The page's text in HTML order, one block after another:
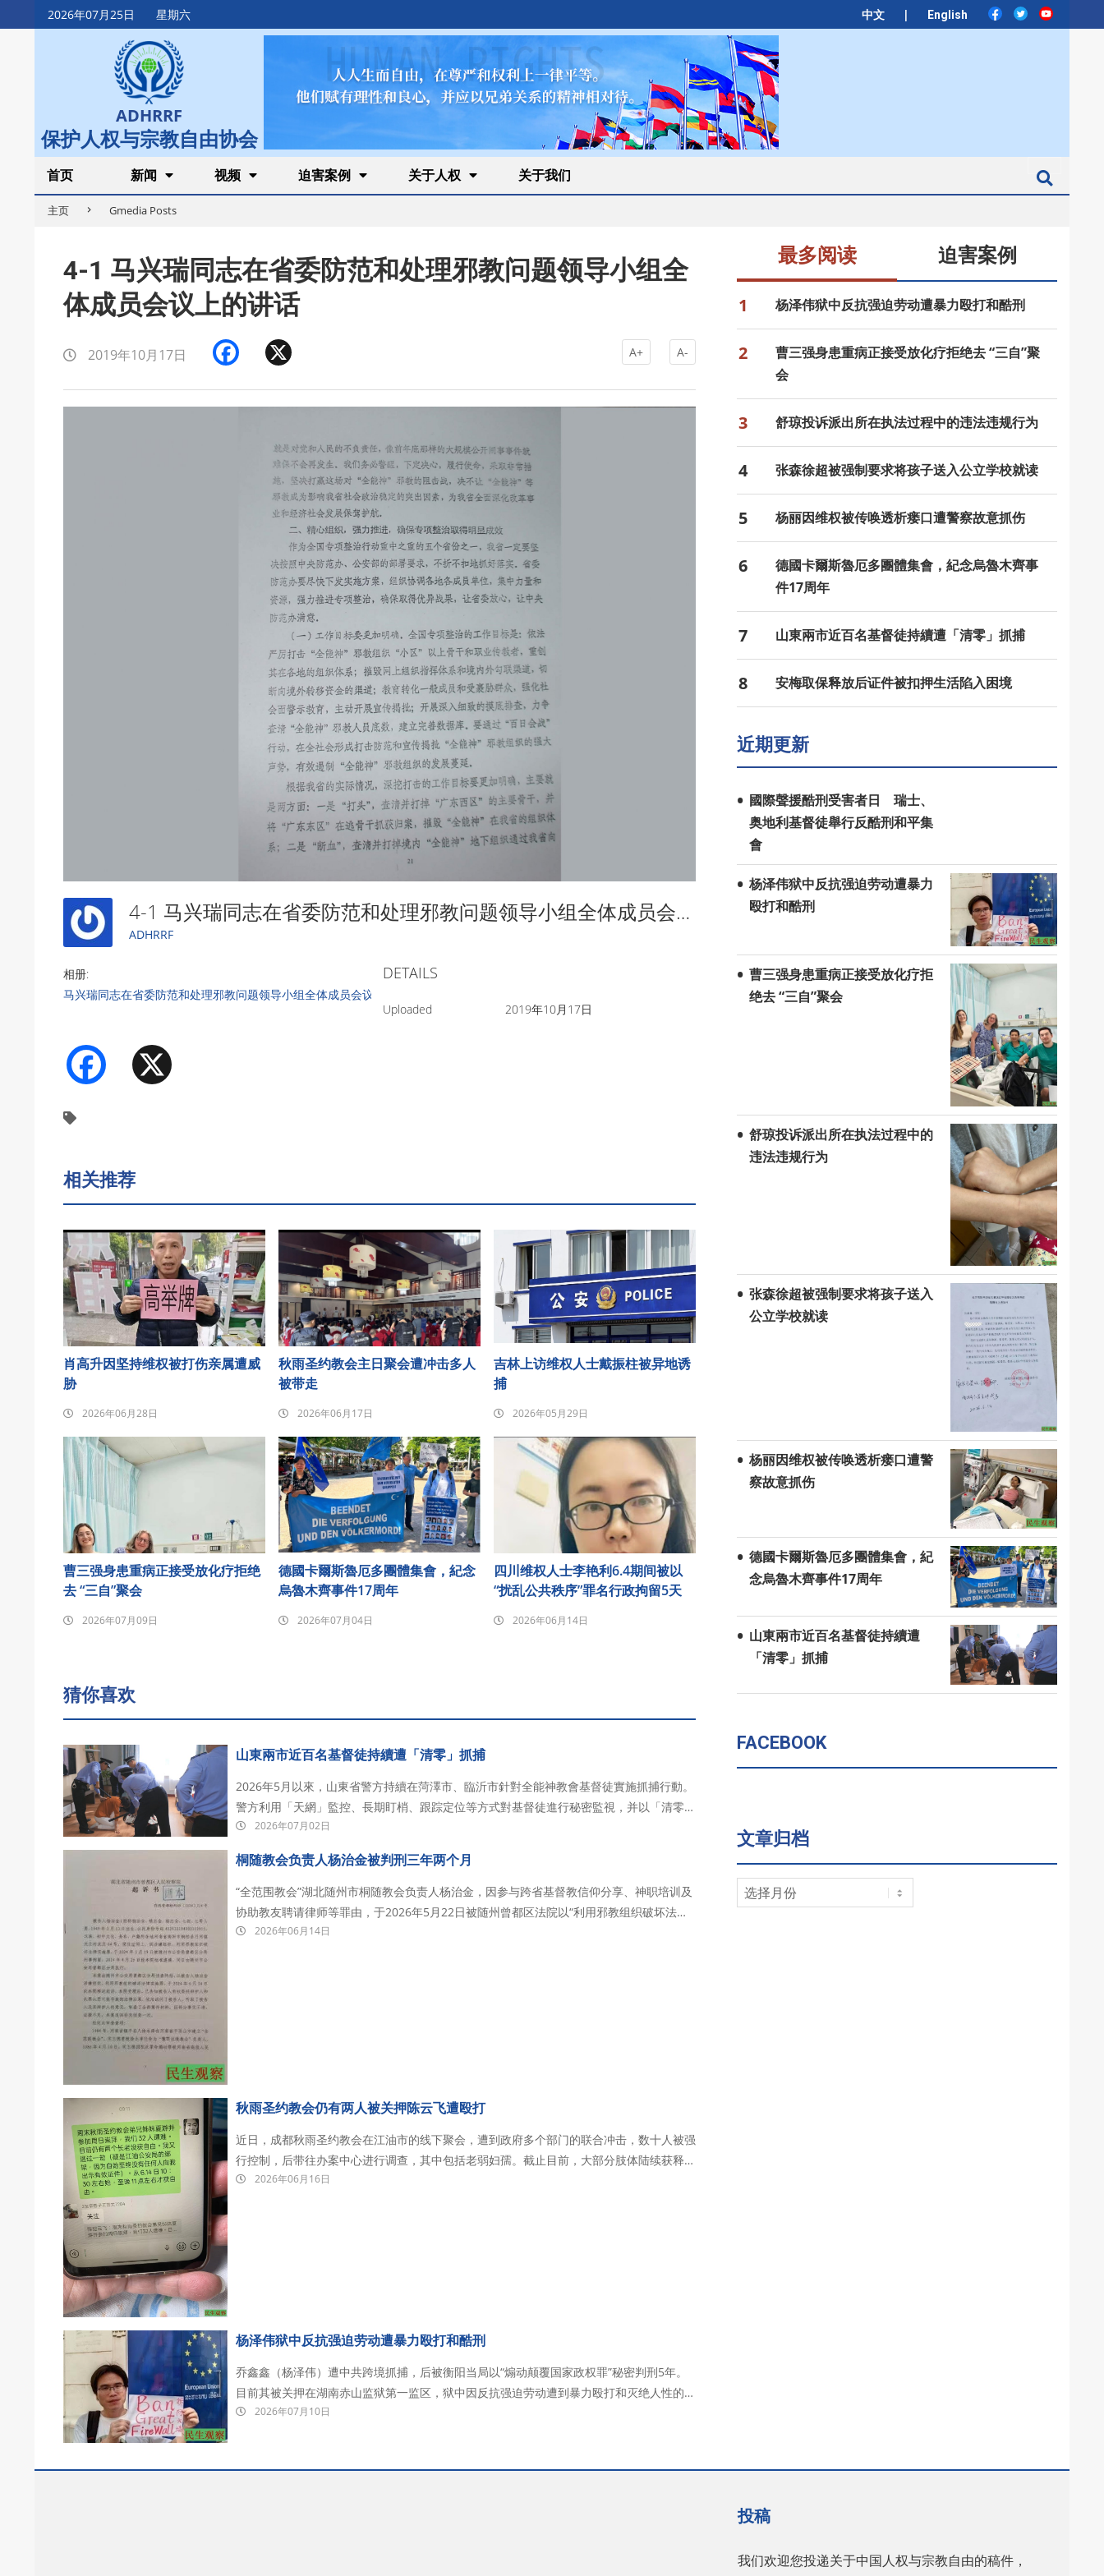
2026年07月25日 星期六 中文 | English
Skip
to
ADHRRF
保护人权与宗教自由协会
Secondary
Navigation
Menu
首页 新闻 视频 迫害案例 关于人权 关于我们
主页 Gmedia Posts
4-1 马兴瑞同志在省委防范和处理邪教问题领导小组全
体成员会议上的讲话
2019年10月17日 Facebook A+ A-
4-1 马兴瑞同志在省委防范和处理邪教问题领导小组全体成员会议上的讲话
ADHRRF
相册:
马兴瑞同志在省委防范和处理邪教问题领导小组全体成员会议上的讲话
DETAILS
Uploaded 2019年10月17日
Facebook
相关推荐
肖高升因坚持维权被打伤亲属遭威
胁
2026年06月28日
秋雨圣约教会主日聚会遭冲击多人
被带走
2026年06月17日
吉林上访维权人士戴振柱被异地诱
捕
2026年05月29日
曹三强身患重病正接受放化疗拒绝
去 “三自”聚会
2026年07月09日
德國卡爾斯魯厄多團體集會，紀念
烏魯木齊事件17周年
2026年07月04日
四川维权人士李艳利6.4期间被以
“扰乱公共秩序”罪名行政拘留5天
2026年06月14日
猜你喜欢
山東兩市近百名基督徒持續遭「清零」抓捕
2026年5月以來，山東省警方持續在菏澤市、臨沂市針對全能神教會基督徒實施抓捕行動。
警方利用「天網」監控、長期盯梢、跟踪定位等方式對基督徒進行秘密監視，并以「清零」
為目標展開大規模抓捕。據知情人士透露，僅5月至6月期間，山東兩市已有近百名基督徒
2026年07月02日
桐随教会负责人杨治金被判刑三年两个月
“全范围教会”湖北随州市桐随教会负责人杨治金，因参与跨省基督教信仰分享、神职培训及
协助教友聘请律师等罪由，于2026年5月22日被随州曾都区法院以“利用邪教组织破坏法律
实施罪”判刑3年2个月，并处罚金8千元，刑期至2027年5月18日。目前被羁押于湖北省随
2026年06月14日
秋雨圣约教会仍有两人被关押陈云飞遭殴打
近日，成都秋雨圣约教会在江油市的线下聚会，遭到政府多个部门的联合冲击，数十人被强
行控制，后带往办案中心进行调查，其中包括老弱妇孺。截止目前，大部分肢体陆续获释回
家，除晏鸿长老和吴五清长老外。其中，陈云飞弟兄在被关押期间遭到殴打和虐待。 2026
2026年06月16日
杨泽伟狱中反抗强迫劳动遭暴力殴打和酷刑
乔鑫鑫（杨泽伟）遭中共跨境抓捕，后被衡阳当局以“煽动颠覆国家政权罪”秘密判刑5年。
目前其被关押在湖南赤山监狱第一监区，狱中因反抗强迫劳动遭到暴力殴打和灭绝人性的酷
刑。 2023年3月，乔鑫鑫联合多位海外民主人士正式发起“拆墙运动”。他指出，中国的网络2026年07月10日
最多阅读 迫害案例
1 杨泽伟狱中反抗强迫劳动遭暴力殴打和酷刑
2
曹三强身患重病正接受放化疗拒绝去 “三自”聚
会
3 舒琼投诉派出所在执法过程中的违法违规行为
4 张森徐超被强制要求将孩子送入公立学校就读
5 杨丽因维权被传唤透析瘘口遭警察故意抓伤
6
德國卡爾斯魯厄多團體集會，紀念烏魯木齊事
件17周年
7 山東兩市近百名基督徒持續遭「清零」抓捕
8 安梅取保释放后证件被扣押生活陷入困境
近期更新
國際聲援酷刑受害者日 瑞士、
奥地利基督徒舉行反酷刑和平集
會
杨泽伟狱中反抗强迫劳动遭暴力
殴打和酷刑
曹三强身患重病正接受放化疗拒
绝去 “三自”聚会
舒琼投诉派出所在执法过程中的
违法违规行为
张森徐超被强制要求将孩子送入
公立学校就读
杨丽因维权被传唤透析瘘口遭警
察故意抓伤
德國卡爾斯魯厄多團體集會，紀
念烏魯木齊事件17周年
山東兩市近百名基督徒持續遭
「清零」抓捕
FACEBOOK
文章归档
文
章
投稿
我们欢迎您投递关于中国人权与宗教自由的稿件，